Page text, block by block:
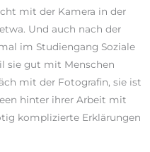
mit der Kamera in der
Und auch nach der
im Studiengang Soziale
sie gut mit Menschen
mit der Fotografin, sie ist
hinter ihrer Arbeit mit
komplizierte Erklärungen